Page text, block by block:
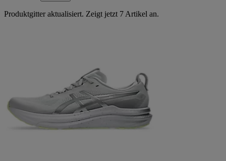
Produktgitter aktualisiert. Zeigt jetzt 7 Artikel an.